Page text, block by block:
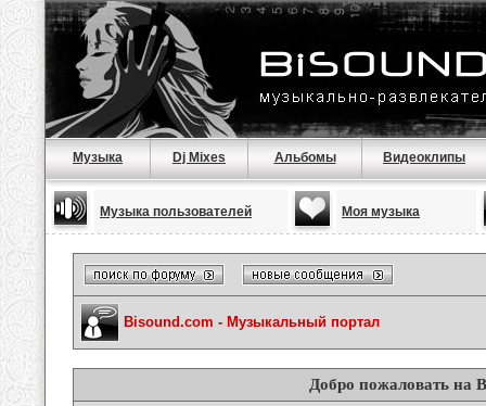
Музыка Dj Mixes Альбомы Видеоклипы
Музыка пользователей Моя музыка
Bisound.com - Музыкальный портал
Добро пожаловать на